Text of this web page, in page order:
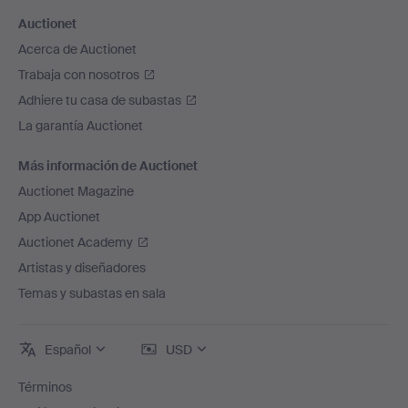
Auctionet
Acerca de Auctionet
Trabaja con nosotros
Adhiere tu casa de subastas
La garantía Auctionet
Más información de Auctionet
Auctionet Magazine
App Auctionet
Auctionet Academy
Artistas y diseñadores
Temas y subastas en sala
Español USD
Términos